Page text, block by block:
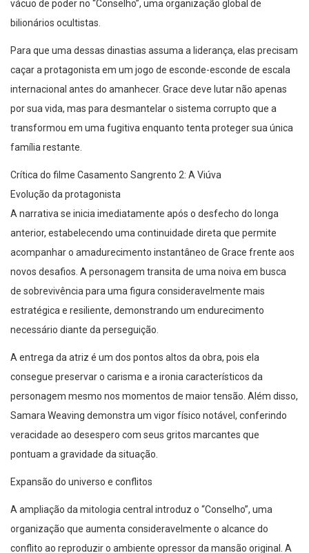
vácuo de poder no “Conselho”, uma organização global de
bilionários ocultistas.
Para que uma dessas dinastias assuma a liderança, elas precisam
caçar a protagonista em um jogo de esconde-esconde de escala
internacional antes do amanhecer. Grace deve lutar não apenas
por sua vida, mas para desmantelar o sistema corrupto que a
transformou em uma fugitiva enquanto tenta proteger sua única
família restante.
Crítica do filme Casamento Sangrento 2: A Viúva
Evolução da protagonista
A narrativa se inicia imediatamente após o desfecho do longa
anterior, estabelecendo uma continuidade direta que permite
acompanhar o amadurecimento instantâneo de Grace frente aos
novos desafios. A personagem transita de uma noiva em busca
de sobrevivência para uma figura consideravelmente mais
estratégica e resiliente, demonstrando um endurecimento
necessário diante da perseguição.
A entrega da atriz é um dos pontos altos da obra, pois ela
consegue preservar o carisma e a ironia característicos da
personagem mesmo nos momentos de maior tensão. Além disso,
Samara Weaving demonstra um vigor físico notável, conferindo
veracidade ao desespero com seus gritos marcantes que
pontuam a gravidade da situação.
Expansão do universo e conflitos
A ampliação da mitologia central introduz o “Conselho”, uma
organização que aumenta consideravelmente o alcance do
conflito ao reproduzir o ambiente opressor da mansão original. A